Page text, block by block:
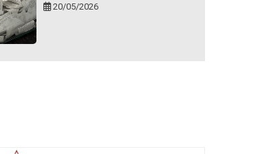
20/05/2026